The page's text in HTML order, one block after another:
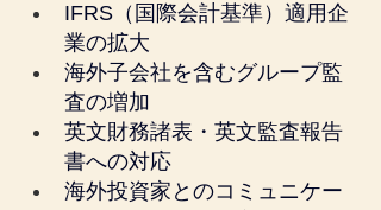
IFRS（国際会計基準）適用企
業の拡大
海外子会社を含むグループ監
査の増加
英文財務諸表・英文監査報告
書への対応
海外投資家とのコミュニケー